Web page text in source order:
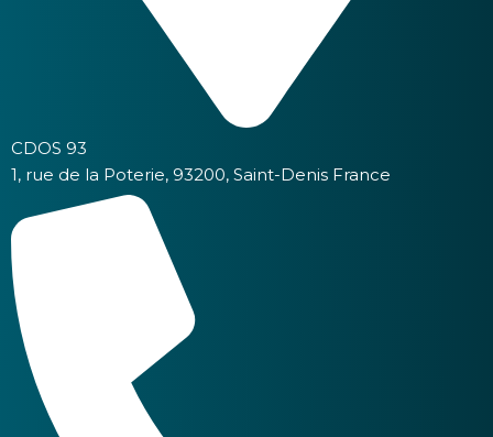
CDOS 93
1, rue de la Poterie, 93200, Saint-Denis France